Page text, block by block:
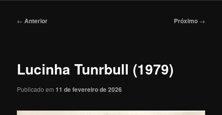
Navegação
← Anterior Próximo →
Lucinha Tunrbull (1979)
Publicado em11 de fevereiro de 2026